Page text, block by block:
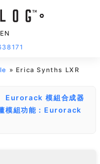
EN
» Erica Synths LXR
Eurorack 模組合成器
模組功能：Eurorack